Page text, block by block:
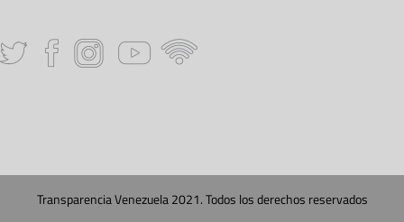
Transparencia Venezuela 2021. Todos los derechos reservados